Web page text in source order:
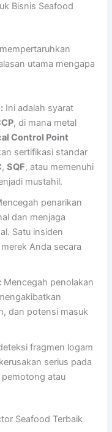
Bisnis Seafood
utama mengapa
Ini adalah syarat
, di mana metal
Control Point
sertifikasi standar
,SQF, atau memenuhi
mustahil.
penarikan
dan menjaga
Satu insiden
Anda secara
Mencegah penolakan
dan potensi masuk
fragmen logam
serius pada
atau
Seafood Terbaik